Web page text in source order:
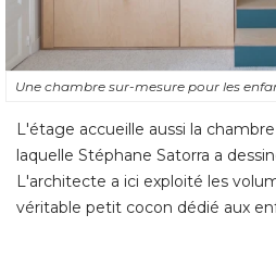
Une chambre sur-mesure pour les
L'étage accueille aussi la
laquelle Stéphane Satorra a
L'architecte a ici exploité les
véritable petit cocon dédié aux